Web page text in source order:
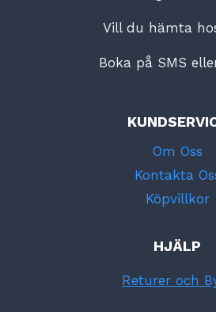
Vill du hämta
Boka på SMS
Om Oss
Kontakta
Köpvillkor
HJÄLP
Returer och